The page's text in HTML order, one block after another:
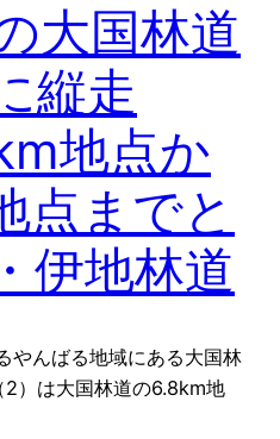
大国林道
縦走
地点か
点までと
伊地林道
やんばる地域にある大国林
）は大国林道の6.8km地